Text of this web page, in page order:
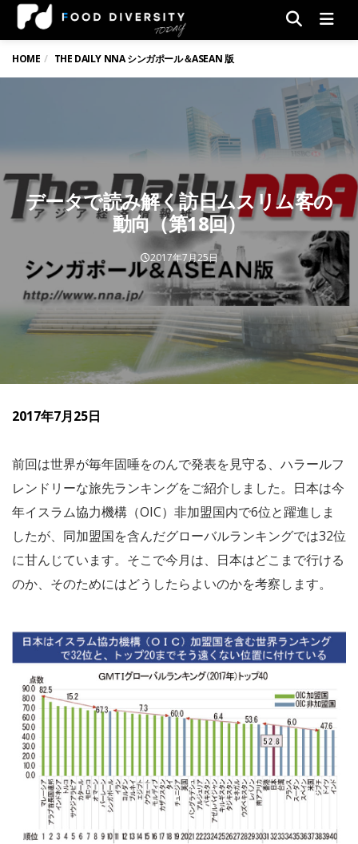
HOME THE DAILY NNA シンガポール＆ASEAN 版
データで読み解く訪日ムスリム客の
動向（第18回）
2017年7月25日
2017年7月25日
前回は世界が毎年固唾をのんで発表を見守る、ハラールフ
レンドリーな旅先ランキングをご紹介しました。日本は今
年イスラム協力機構（OIC）非加盟国内で6位と躍進しま
したが、同加盟国を含んだグローバルランキングでは32位
に甘んじています。そこで今月は、日本はどこまで行ける
のか、そのためにはどうしたらよいのかを考察します。